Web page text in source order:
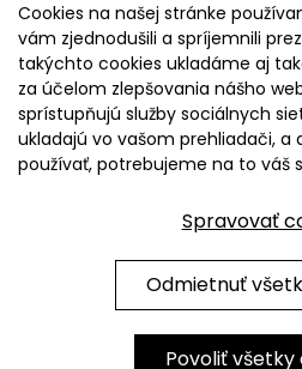
PONUKA
KOMERČNÉ
CENNÍK
GALÉRIA
Chránené testom
Ochrana súkromia|Zmluvné
Cookies na našej stránke
vám zjednodušili a spríjemnili
takýchto cookies ukladáme aj
za účelom zlepšovania nášho
sprístupňujú služby sociálnych
ukladajú vo vašom prehliadači, a
používať, potrebujeme na to váš
Spravovať
Odmietnuť
Povoliť všetky